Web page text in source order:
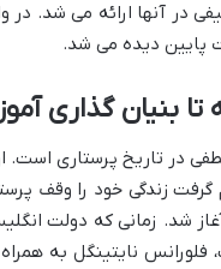
در آنها ارائه می شد. در
پایین دیده می شد.
تا بنیان گذاری
در تاریخ پرستاری است.
گرفت زندگی خود را وقف
بدیل او در جنگ کریمه (۱۸۵۳-۱۸۵۶) آغاز